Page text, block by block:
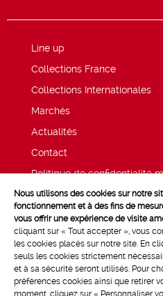
Line up
Collections France
Collections Internationales
Marchés
Actualités
Contact
Politique de confidentialité
Mentions légales
Nous utilisons des cookies sur notre
fonctionnement et à des fins de
vous offrir une expérience de visite
cliquant sur « Tout accepter », vous
les cookies placés sur notre site. En
seuls les cookies strictement
et à sa sécurité seront utilisés. Pour
préférences cookies ainsi que retirer
moment, cliquez sur « Personnaliser